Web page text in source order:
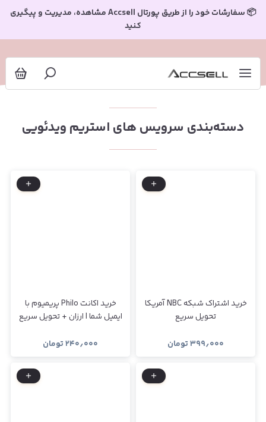
سرویس های استریم ویدئویی
📦 سفارشات خود را از طریق پورتال Accsell مشاهده، مدیریت و پیگیری
کنید
دسته‌بندی سرویس های استریم ویدئویی
خرید اشتراک شبکه NBC آمریکا
تحویل سریع
۳۹۹٫۰۰۰تومان
خرید اکانت Philo پریمیوم با
ایمیل شما | ارزان + تحویل سریع
۲۴۰٫۰۰۰تومان